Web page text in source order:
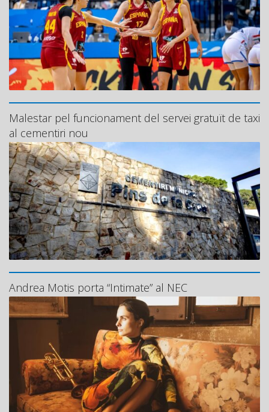
Malestar pel funcionament del servei gratuït de taxi
al cementiri nou
Andrea Motis porta “Intimate” al NEC